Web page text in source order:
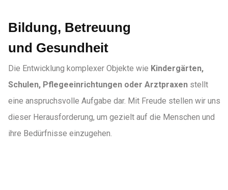
Bildung, Betreuung
und Gesundheit
Die Entwicklung komplexer Objekte wie Kindergärten,
Schulen, Pflegeeinrichtungen oder Arztpraxenstellt
eine anspruchsvolle Aufgabe dar. Mit Freude stellen wir uns
dieser Herausforderung, um gezielt auf die Menschen und
ihre Bedürfnisse einzugehen.